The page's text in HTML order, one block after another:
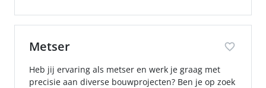
Metser
Heb jij ervaring als metser en werk je graag met
precisie aan diverse bouwprojecten? Ben je op zoek